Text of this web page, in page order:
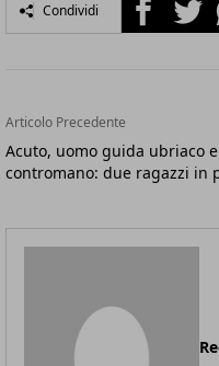
Condividi
Articolo Precedente
Acuto, uomo guida ubriaco
contromano: due ragazzi in